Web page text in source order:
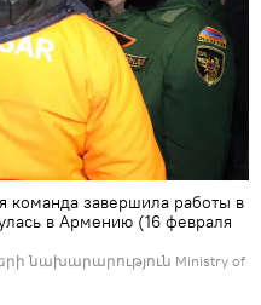
команда завершила работы в
в Армению (16 февраля
նախարարություն Ministry of